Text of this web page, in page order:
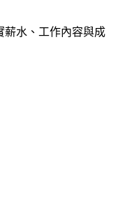
薪水、工作內容與成